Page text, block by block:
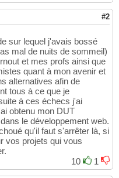
#2
sur lequel j'avais bossé
mal de nuits de sommeil)
et mes profs ainsi que
quant à mon avenir et
alternatives afin de
tous à ce que je
à ces échecs j'ai
obtenu mon DUT
le développement web.
qu'il faut s'arrêter là, si
vos projets qui vous
10
1